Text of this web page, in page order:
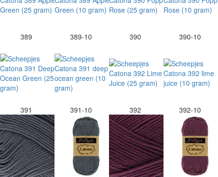
389 389-10 390 390-10
391 391-10 392 392-10